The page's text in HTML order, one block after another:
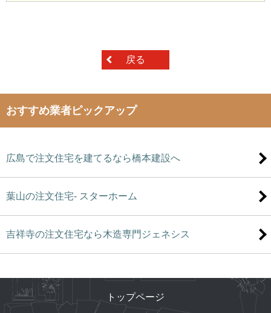
戻る
おすすめ業者ピックアップ
広島で注文住宅を建てるなら橋本建設へ
葉山の注文住宅- スターホーム
吉祥寺の注文住宅なら木造専門ジェネシス
トップページ